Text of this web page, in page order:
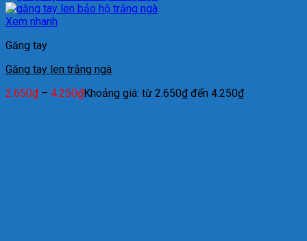
Xem nhanh
Găng tay
Găng tay len trắng ngà
2.650₫ – 4.250₫Khoảng giá: từ 2.650₫ đến 4.250₫